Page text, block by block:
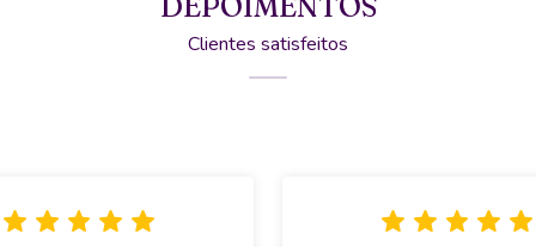
Clientes satisfeitos